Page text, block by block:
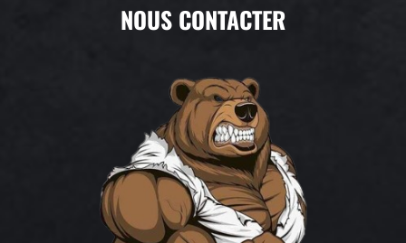
NOUS CONTACTER